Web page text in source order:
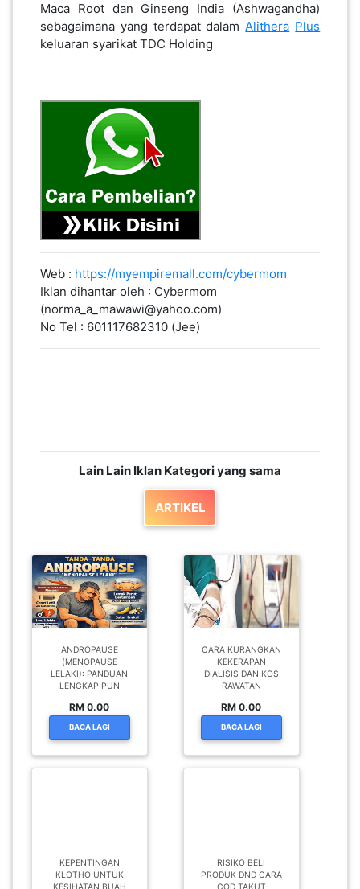
Maca Root dan Ginseng India (Ashwagandha)
sebagaimana yang terdapat dalamAlithera Plus
keluaran syarikat TDC Holding
Web : https://myempiremall.com/cybermom
Iklan dihantar oleh : Cybermom
(norma_a_mawawi@yahoo.com)
No Tel : 601117682310 (Jee)
Lain Lain Iklan Kategori yang sama
ARTIKEL
ANDROPAUSE
(MENOPAUSE
LELAKI): PANDUAN
LENGKAP PUN
RM 0.00
BACA LAGI
CARA KURANGKAN
KEKERAPAN
DIALISIS DAN KOS
RAWATAN
RM 0.00
BACA LAGI
KEPENTINGAN
KLOTHO UNTUK
RISIKO BELI
PRODUK DND CARA